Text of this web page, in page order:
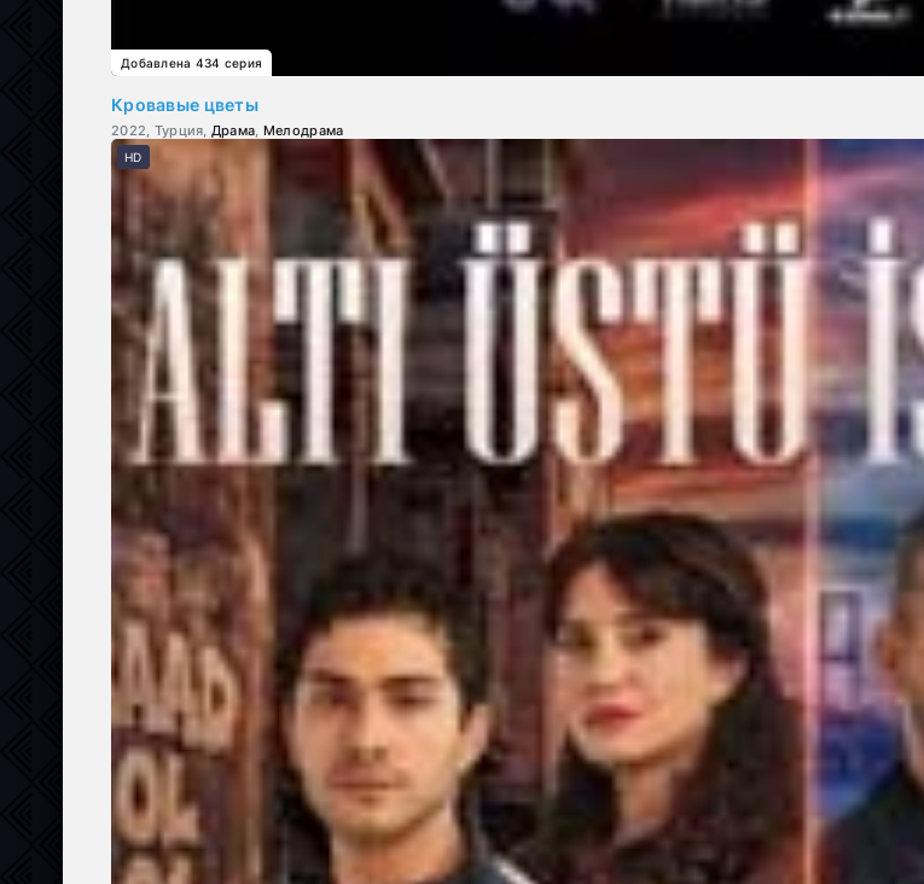
Кровавые цветы
2022, Турция, Драма, Мелодрама
Добавлена 434 серия
HD